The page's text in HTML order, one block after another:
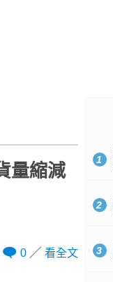
量縮減
0 看全文
1
2
3